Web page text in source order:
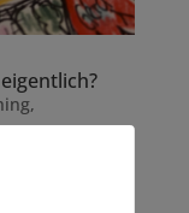
,
meinen